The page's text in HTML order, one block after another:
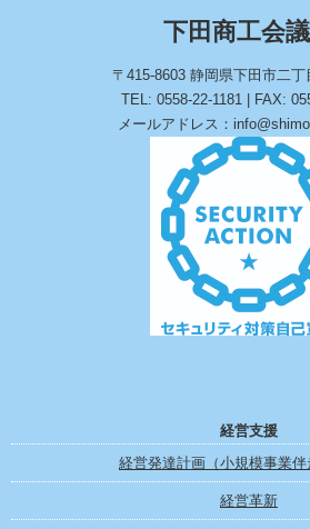
下田商工会
〒415-8603 静岡県下田市二丁
TEL: 0558-22-1181 | FAX:
メールアドレス：
経営支援
経営発達計画（小規模事業伴
経営革新